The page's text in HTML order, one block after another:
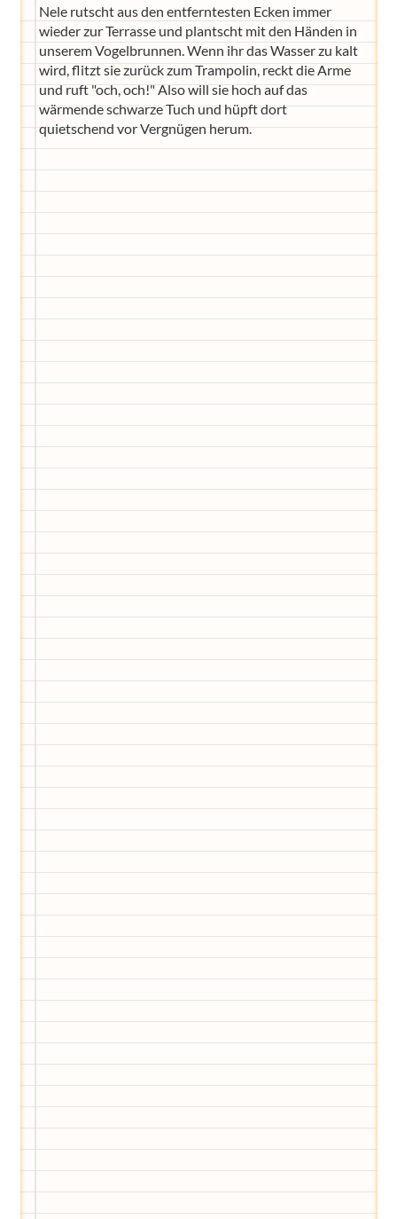
Nele rutscht aus den entferntesten Ecken immer
wieder zur Terrasse und plantscht mit den Händen in
unserem Vogelbrunnen. Wenn ihr das Wasser zu kalt
wird, flitzt sie zurück zum Trampolin, reckt die Arme
und ruft "och, och!" Also will sie hoch auf das
wärmende schwarze Tuch und hüpft dort
quietschend vor Vergnügen herum.